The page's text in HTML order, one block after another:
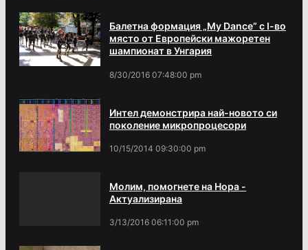
Балетна формация „My Dance” с І-во
място от Европейски мажоретен
шампионат в Унгария
8/30/2016 07:48:00 pm
Интел демонстрира най-новото си
поколение микропроцесори
10/15/2014 09:30:00 pm
Молим, помогнете на Нора -
Актуализирана
3/13/2016 06:11:00 pm